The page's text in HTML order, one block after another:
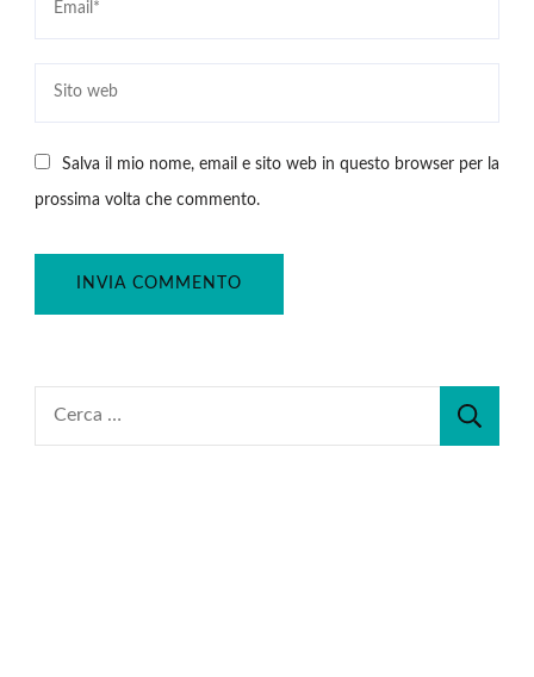
Salva il mio nome, email e sito web in questo browser per la
prossima volta che commento.